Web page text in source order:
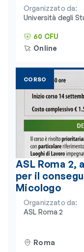
Organizzato da:
Università degli
Humanitas
60 CFU
Online
CORSO
ASL Roma 2,
per il
Micologo
Organizzato da:
ASL Roma 2
Roma